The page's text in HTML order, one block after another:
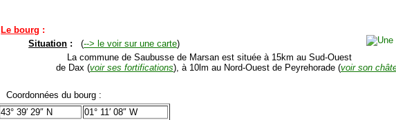
Le bourg :
Situation : (--> le voir sur une carte)
La commune de Saubusse de Marsan est située à 15km au Sud-Ouest
de Dax (voir ses fortifications), à 10lm au Nord-Ouest de Peyrehorade (voir son
Coordonnées du bourg :
43° 39′ 29″ N
01° 11′ 08″ W